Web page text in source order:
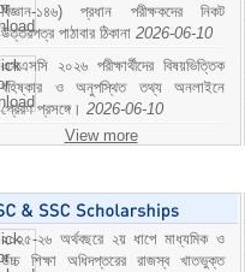
বিজ্ঞান-১৪৬) প্রধান পরীক্ষকদের নিকট
উত্তরপত্র পাঠাবার ঠিকানা 2026-06-10
এসএসসি ২০২৬ পরীক্ষার্থীদের বিষয়ভিত্তিক
বহিষ্কার ও অনুপস্থিত তথ্য অনলাইনে
প্রেরণ প্রসঙ্গে। 2026-06-10
View more
২০২৫-২৬ অর্থবছরে ২য় ধাপে মাধ্যমিক ও
উচ্চ শিক্ষা অধিদপ্তরের রাজস্ব খাতভুক্ত